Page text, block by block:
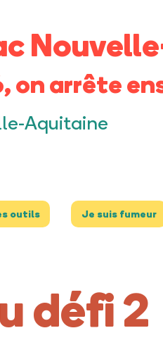
on arrête
Aquitaine
outils Je suis fumeur
défi 2